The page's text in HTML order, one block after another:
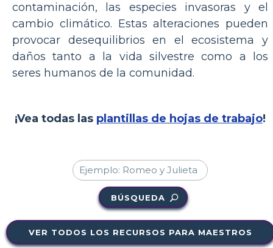
contaminación, las especies invasoras y el
cambio climático. Estas alteraciones pueden
provocar desequilibrios en el ecosistema y
daños tanto a la vida silvestre como a los
seres humanos de la comunidad.
¡Vea todas las plantillas de hojas de trabajo!
BÚSQUEDA
VER TODOS LOS RECURSOS PARA MAESTROS